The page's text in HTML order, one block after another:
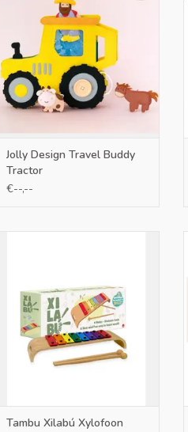
spelen terwijl ze vaardigheden
ontwikkelen. Deze quiet book is
perfect voor onderweg
TOEVOEGEN AAN WINKELWAGEN
Jolly Design Travel Buddy
Tractor
€--,--
Tambu Xilabú Xylofoon